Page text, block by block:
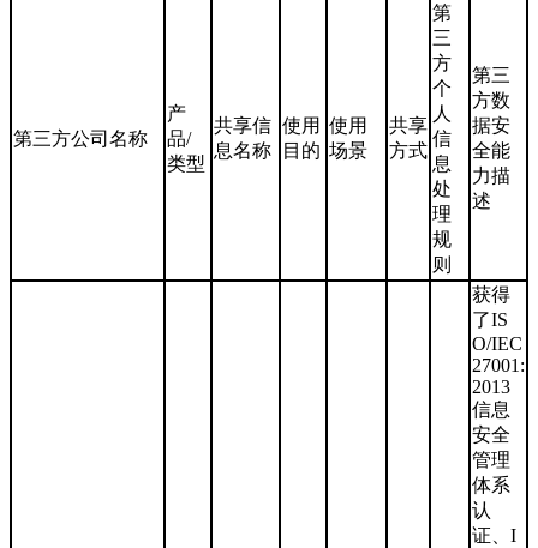
第三方公司名称
产
品/
类型
共享信
息名称
使用
目的
使用
场景
共享
方式
第
三
方
个
人
信
息
处
理
规
则
第三
方数
据安
全能
力描
述
获得
了IS
O/IEC
27001:
2013
信息
安全
管理
体系
认
证、I